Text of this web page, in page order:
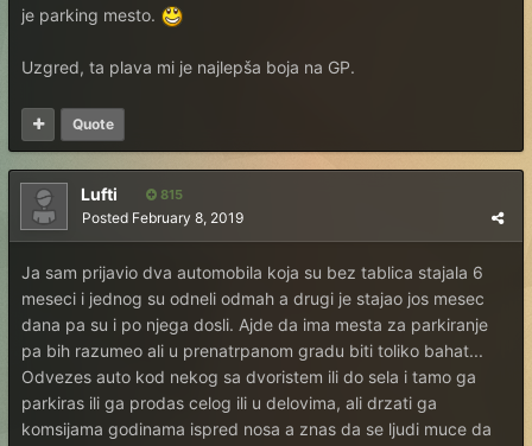
je parking mesto.
Uzgred, ta plava mi je najlepša boja na GP.
Quote
Lufti 815
Posted February 8, 2019
Ja sam prijavio dva automobila koja su bez tablica stajala 6
meseci i jednog su odneli odmah a drugi je stajao jos mesec
dana pa su i po njega dosli. Ajde da ima mesta za parkiranje
pa bih razumeo ali u prenatrpanom gradu biti toliko bahat...
Odvezes auto kod nekog sa dvoristem ili do sela i tamo ga
parkiras ili ga prodas celog ili u delovima, ali drzati ga
komsijama godinama ispred nosa a znas da se ljudi muce da